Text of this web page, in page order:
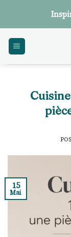
content
15
Mai